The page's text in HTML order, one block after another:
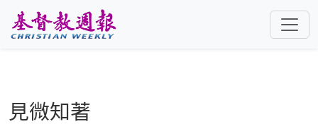
見微知著